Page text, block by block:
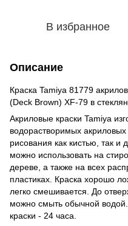
В избранное
Описание
Краска Tamiya 81779
(Deck Brown) XF-79 в
Акриловые краски Tamiya
водорастворимых
рисования как кистью, так и
можно использовать на
дереве, а также на всех
пластиках. Краска хорошо
легко смешивается. До
можно смыть обычной
краски - 24 часа.